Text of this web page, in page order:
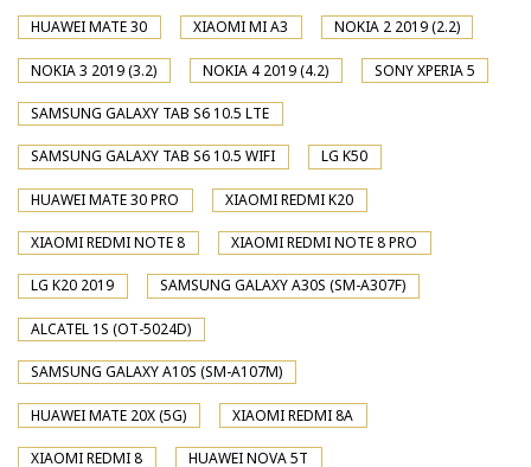
HUAWEI MATE 30 XIAOMI MI A3 NOKIA 2 2019 (2.2)
NOKIA 3 2019 (3.2) NOKIA 4 2019 (4.2) SONY XPERIA 5
SAMSUNG GALAXY TAB S6 10.5 LTE
SAMSUNG GALAXY TAB S6 10.5 WIFI LG K50
HUAWEI MATE 30 PRO XIAOMI REDMI K20
XIAOMI REDMI NOTE 8 XIAOMI REDMI NOTE 8 PRO
LG K20 2019 SAMSUNG GALAXY A30S (SM-A307F)
ALCATEL 1S (OT-5024D)
SAMSUNG GALAXY A10S (SM-A107M)
HUAWEI MATE 20X (5G) XIAOMI REDMI 8A
XIAOMI REDMI 8 HUAWEI NOVA 5T